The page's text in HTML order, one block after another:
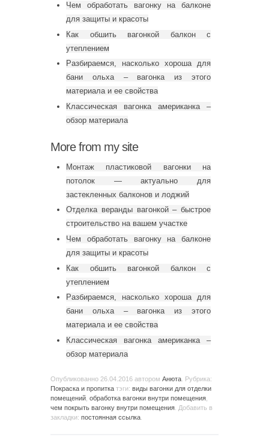
Чем обработать вагонку на балконе
для защиты и красоты
Как обшить вагонкой балкон с
утеплением
Разбираемся, насколько хороша для
бани ольха – вагонка из этого
материала и ее свойства
Классическая вагонка американка –
обзор материала
More from my site
Монтаж пластиковой вагонки на
потолок — актуально для
застекленных балконов и лоджий
Отделка веранды вагонкой – быстрое
строительство на вашем участке
Чем обработать вагонку на балконе
для защиты и красоты
Как обшить вагонкой балкон с
утеплением
Разбираемся, насколько хороша для
бани ольха – вагонка из этого
материала и ее свойства
Классическая вагонка американка –
обзор материала
Опубликованно 26.04.2016 автором Анюта . Рубрика:
Покраска и пропитка тэги: виды вагонки для отделки
помещений обработка вагонки внутри помещения
чем покрыть вагонку внутри помещения . Добавить в
закладки: постоянная ссылка